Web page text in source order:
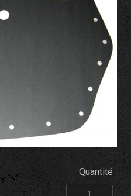
Quantité